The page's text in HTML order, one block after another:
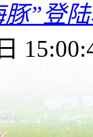
”登